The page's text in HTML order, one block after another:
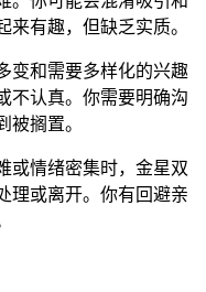
来有趣，但缺乏实质。
变和需要多样化的兴趣
不认真。你需要明确沟
被搁置。
或情绪密集时，金星双
理或离开。你有回避亲